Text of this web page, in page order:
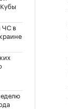
ЧС в